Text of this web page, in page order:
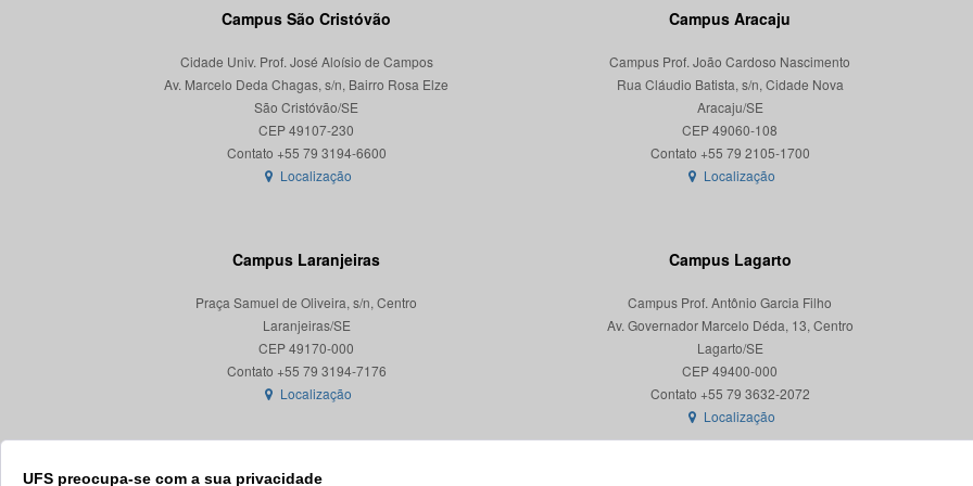
UFS preocupa-se com a sua privacidade
Campus São Cristóvão
Cidade Univ. Prof. José Aloísio de Campos
Av. Marcelo Deda Chagas, s/n, Bairro Rosa Elze
São Cristóvão/SE
CEP 49107-230
Localização
Campus Aracaju
Campus Prof. João Cardoso Nascimento
Rua Cláudio Batista, s/n, Cidade Nova
Aracaju/SE
CEP 49060-108
Localização
Campus Laranjeiras
Praça Samuel de Oliveira, s/n, Centro
Laranjeiras/SE
CEP 49170-000
Localização
Campus Lagarto
Campus Prof. Antônio Garcia Filho
Av. Governador Marcelo Déda, 13, Centro
Lagarto/SE
CEP 49400-000
Localização